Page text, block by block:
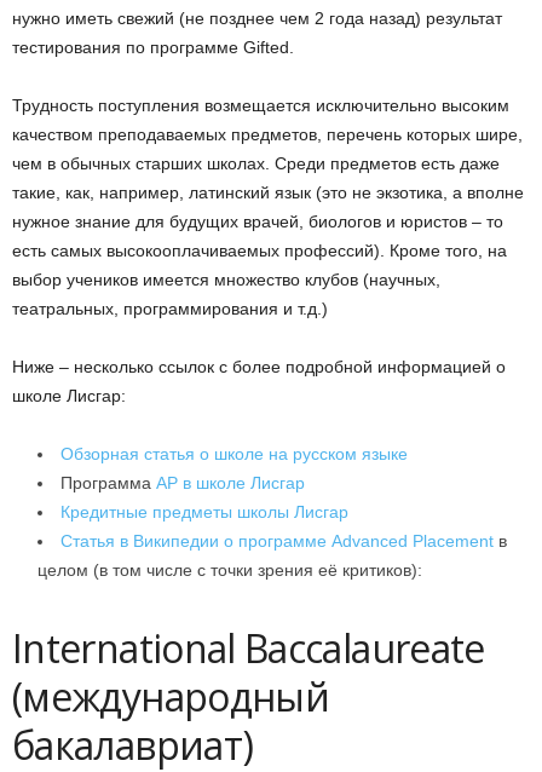
нужно иметь свежий (не позднее чем 2 года назад) результат
тестирования по программе Gifted.
Трудность поступления возмещается исключительно высоким
качеством преподаваемых предметов, перечень которых шире,
чем в обычных старших школах. Среди предметов есть даже
такие, как, например, латинский язык (это не экзотика, а вполне
нужное знание для будущих врачей, биологов и юристов – то
есть самых высокооплачиваемых профессий). Кроме того, на
выбор учеников имеется множество клубов (научных,
театральных, программирования и т.д.)
Ниже – несколько ссылок с более подробной информацией о
школе Лисгар:
Обзорная статья о школе на русском языке
Программа AP в школе Лисгар
Кредитные предметы школы Лисгар
Статья в Википедии о программе Advanced Placement в
целом (в том числе с точки зрения её критиков):
International Baccalaureate
(международный
бакалавриат)